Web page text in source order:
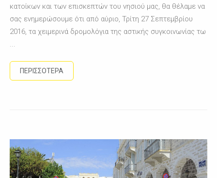
κατοίκων και των επισκεπτών του νησιού μας, θα θέλαμε να
σας ενημερώσουμε ότι από αύριο, Τρίτη 27 Σεπτεμβρίου
2016, τα χειμερινά δρομολόγια της αστικής συγκοινωνίας τω
ΠΕΡΙΣΣΟΤΕΡΑ